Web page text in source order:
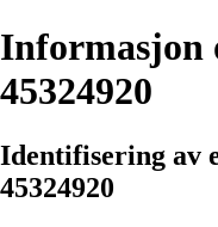
Informasjon
45324920
Identifisering av
45324920